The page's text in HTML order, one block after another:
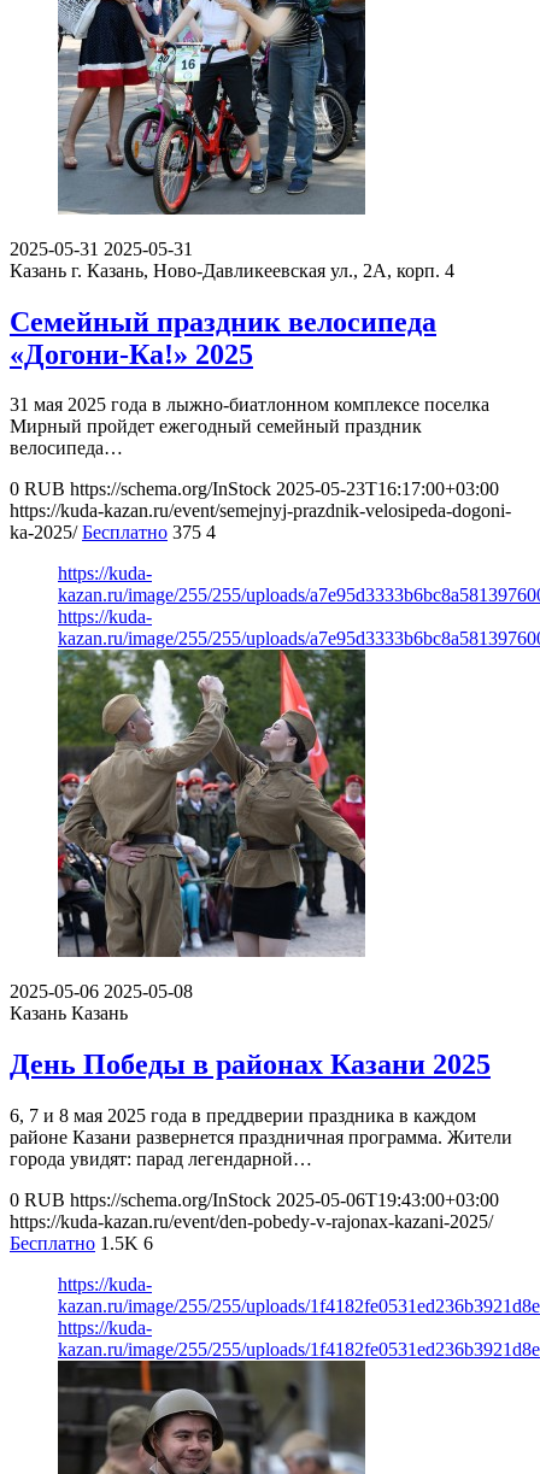
2025-05-31 2025-05-31
Казань г. Казань, Ново-Давликеевская ул., 2А, корп. 4
Семейный праздник велосипеда
«Догони-Ка!» 2025
31 мая 2025 года в лыжно-биатлонном комплексе поселка
Мирный пройдет ежегодный семейный праздник
велосипеда…
0 RUB https://schema.org/InStock 2025-05-23T16:17:00+03:00
https://kuda-kazan.ru/event/semejnyj-prazdnik-velosipeda-dogoni-
ka-2025/ Бесплатно 375 4
https://kuda-
kazan.ru/image/255/255/uploads/
https://kuda-
kazan.ru/image/255/255/uploads/
2025-05-06 2025-05-08
Казань Казань
День Победы в районах Казани 2025
6, 7 и 8 мая 2025 года в преддверии праздника в каждом
районе Казани развернется праздничная программа. Жители
города увидят: парад легендарной…
0 RUB https://schema.org/InStock 2025-05-06T19:43:00+03:00
https://kuda-kazan.ru/event/den-pobedy-v-rajonax-kazani-2025/
Бесплатно 1.5K 6
https://kuda-
kazan.ru/image/255/255/uploads/
https://kuda-
kazan.ru/image/255/255/uploads/